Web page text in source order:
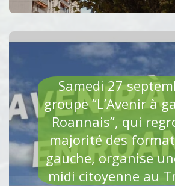
organisions une
devaient être …
AGRICULTURE ET
Samedi 27
groupe “L’Avenir à
Roannais”, qui
majorité des
gauche, organise
midi citoyenne au